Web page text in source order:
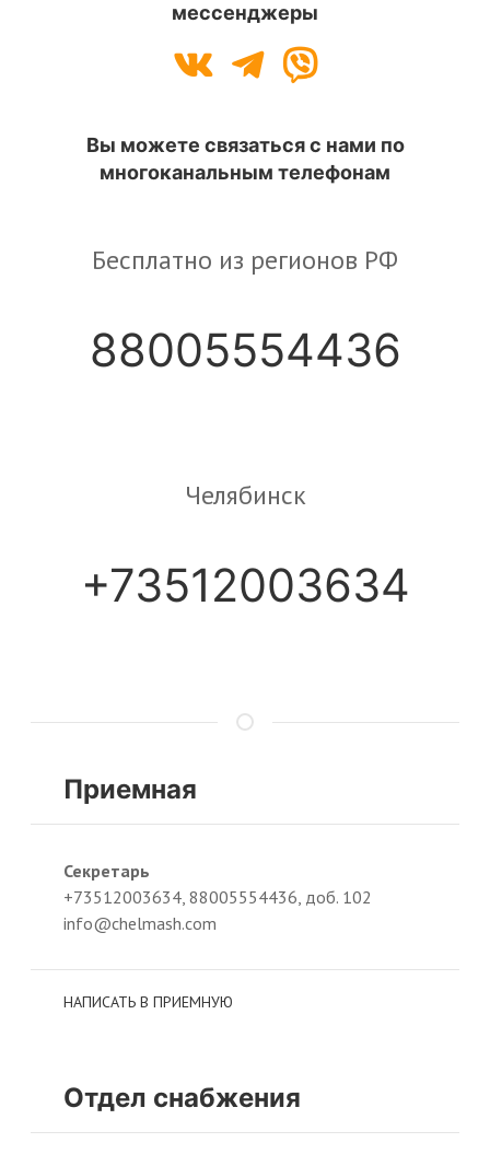
мессенджеры
Вы можете связаться с нами по
многоканальным телефонам
Бесплатно из регионов РФ
88005554436
Челябинск
+73512003634
Приемная
Секретарь
+73512003634, 88005554436, доб. 102
info@chelmash.com
НАПИСАТЬ В ПРИЕМНУЮ
Отдел снабжения